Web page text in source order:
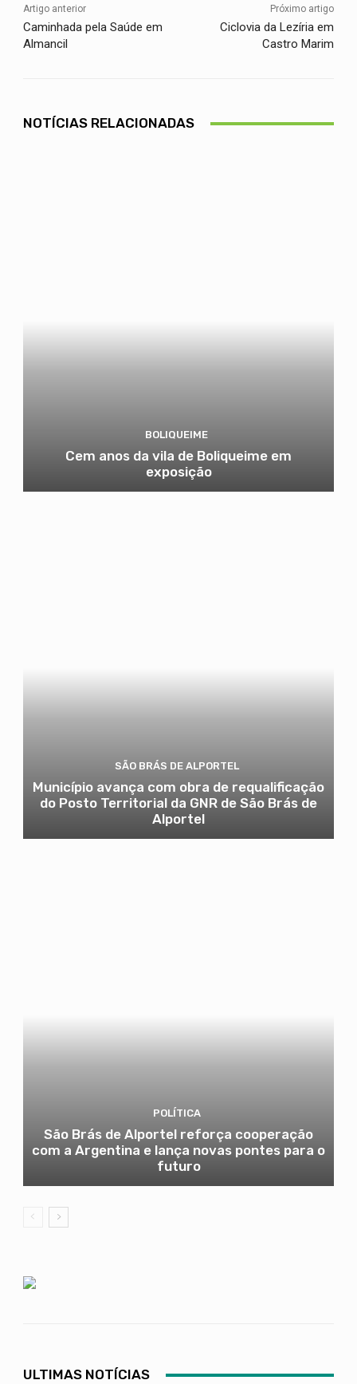
Artigo anterior
Caminhada pela Saúde em
Almancil
Próximo artigo
Ciclovia da Lezíria em
Castro Marim
NOTÍCIAS RELACIONADAS
BOLIQUEIME
Cem anos da vila de Boliqueime em
exposição
SÃO BRÁS DE ALPORTEL
Município avança com obra de requalificação
do Posto Territorial da GNR de São Brás de
Alportel
POLÍTICA
São Brás de Alportel reforça cooperação
com a Argentina e lança novas pontes para o
futuro
ULTIMAS NOTÍCIAS